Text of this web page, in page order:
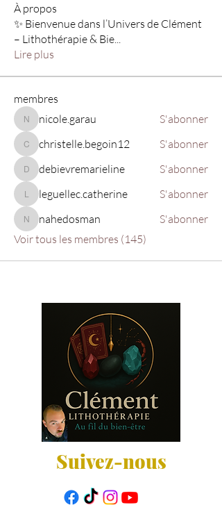
À propos
✨ Bienvenue dans l’Univers de Clément
– Lithothérapie & Bie
Lire plus
membres
nicole.garau
nicole.garau S'abonner
christelle.begoin12
christelle.begoin12 S'abonner
debievremarieline
debievremarieline S'abonner
leguellec.catherine
leguellec.catherine S'abonner
nahedosman
nahedosman
S'abonner
Voir tous les membres (145)
Suivez-nous